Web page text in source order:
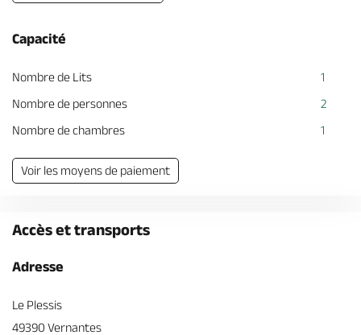
Capacité
Nombre de Lits
1
Nombre de personnes
2
Nombre de chambres
1
Voir les moyens de paiement
Accès et transports
Adresse
Le Plessis
49390 Vernantes